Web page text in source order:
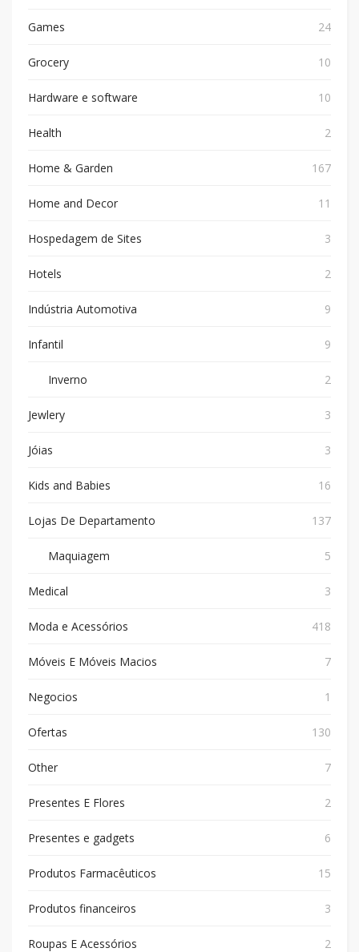
Games 24
Grocery 10
Hardware e software 10
Health 2
Home & Garden 167
Home and Decor 11
Hospedagem de Sites 3
Hotels 2
Indústria Automotiva 9
Infantil 9
Inverno 2
Jewlery 3
Jóias 3
Kids and Babies 16
Lojas De Departamento 137
Maquiagem 5
Medical 3
Moda e Acessórios 418
Móveis E Móveis Macios 7
Negocios 1
Ofertas 130
Other 7
Presentes E Flores 2
Presentes e gadgets 6
Produtos Farmacêuticos 15
Produtos financeiros 3
Roupas E Acessórios 2